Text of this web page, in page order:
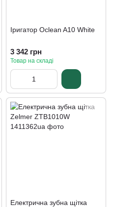
Іригатор Oclean A10 White
3 342 грн
Товар на складі
Електрична зубна щітка